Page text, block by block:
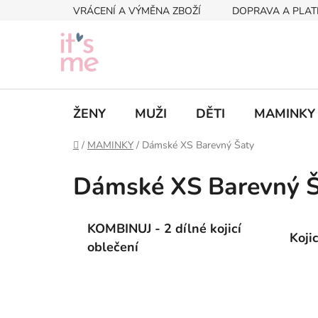
VRÁCENÍ A VÝMĚNA ZBOŽÍ DOPRAVA A
ŽENY MUŽI DĚTI MAMINKY
Domů
/ MAMINKY / Dámské XS Barevný Šaty
Dámské XS Barevný
KOMBINUJ - 2 dílné kojicí
oblečení